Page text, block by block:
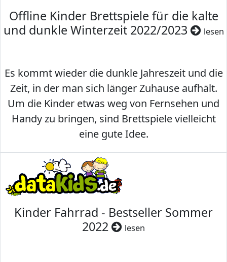
Offline Kinder Brettspiele für die kalte
und dunkle Winterzeit 2022/2023
lesen
Es kommt wieder die dunkle Jahreszeit und die
Zeit, in der man sich länger Zuhause aufhält.
Um die Kinder etwas weg von Fernsehen und
Handy zu bringen, sind Brettspiele vielleicht
eine gute Idee.
Kinder Fahrrad - Bestseller Sommer
2022
lesen